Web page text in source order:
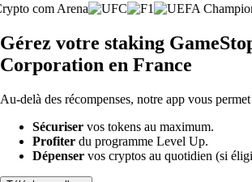
Gérez votre staking
Corporation en France
Au-delà des récompenses, notre app vous
Sécuriser vos tokens au maximum.
Profiter du programme Level Up.
Dépenser vos cryptos au quotidien (si